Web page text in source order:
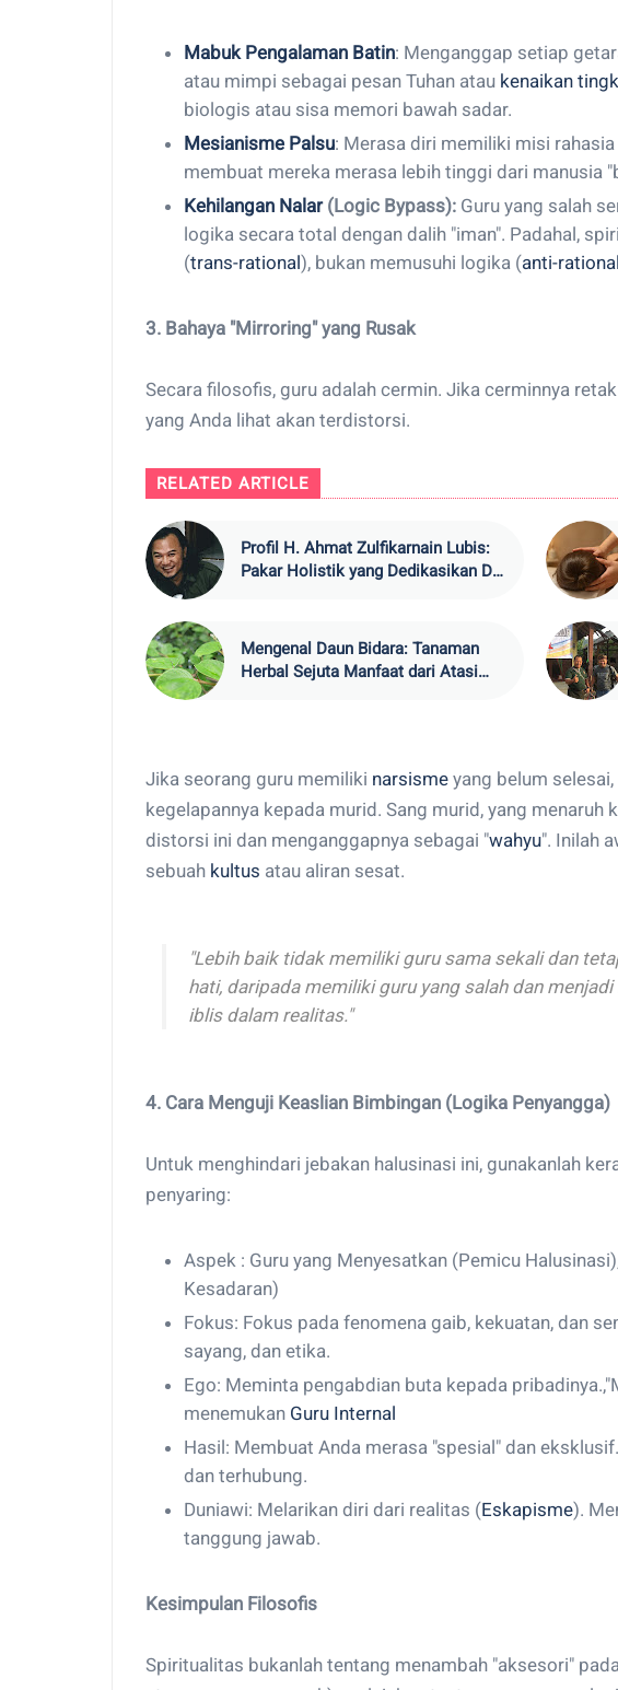
Mabuk Pengalaman Batin: Menganggap setiap
atau mimpi sebagai pesan Tuhan atau kenaikan
biologis atau sisa memori bawah sadar.
Mesianisme Palsu: Merasa diri memiliki misi
membuat mereka merasa lebih tinggi dari manusia
Kehilangan Nalar(Logic Bypass): Guru yang salah
logika secara total dengan dalih "iman". Padahal,
(trans-rational), bukan memusuhi logika (anti-rational
3. Bahaya "Mirroring" yang Rusak
Secara filosofis, guru adalah cermin. Jika cerminnya
yang Anda lihat akan terdistorsi.
RELATED ARTICLE
Profil H. Ahmat Zulfikarnain Lubis:
Pakar Holistik yang Dedikasikan Diri
Mengenal Daun Bidara: Tanaman
Herbal Sejuta Manfaat dari Atasi
Jika seorang guru memiliki narsisme yang belum
kegelapannya kepada murid. Sang murid, yang menaruh
distorsi ini dan menganggapnya sebagai "wahyu". Inilah
sebuah kultus atau aliran sesat.
"Lebih baik tidak memiliki guru sama sekali dan
hati, daripada memiliki guru yang salah dan
iblis dalam realitas."
4. Cara Menguji Keaslian Bimbingan (Logika Penyangga)
Untuk menghindari jebakan halusinasi ini, gunakanlah
penyaring:
Aspek : Guru yang Menyesatkan (Pemicu
Kesadaran)
Fokus: Fokus pada fenomena gaib, kekuatan, dan
sayang, dan etika.
Ego: Meminta pengabdian buta kepada
menemukan Guru Internal
Hasil: Membuat Anda merasa "spesial" dan
dan terhubung.
Duniawi: Melarikan diri dari realitas (Eskapisme).
tanggung jawab.
Kesimpulan Filosofis
Spiritualitas bukanlah tentang menambah "aksesori"